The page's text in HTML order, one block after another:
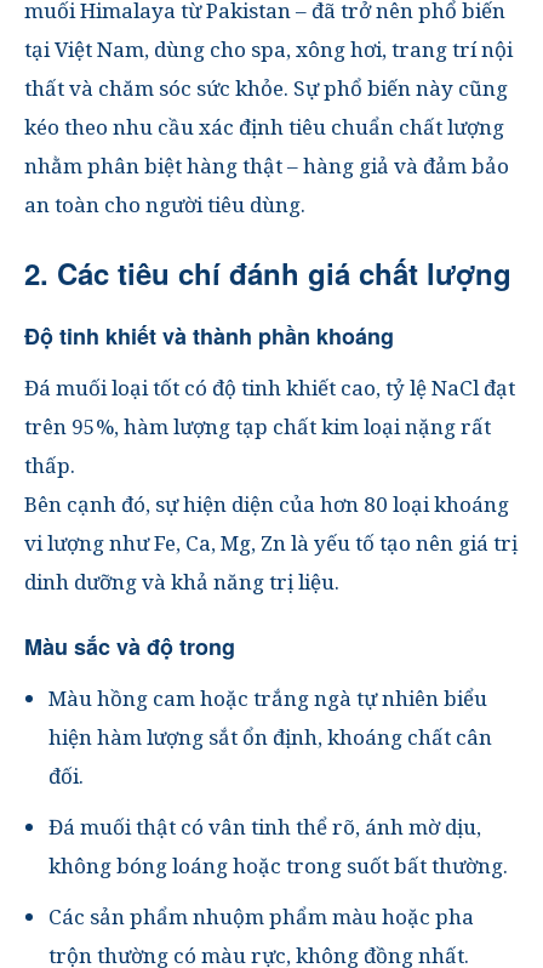
muối Himalaya từ Pakistan – đã trở nên phổ biến
tại Việt Nam, dùng cho spa, xông hơi, trang trí nội
thất và chăm sóc sức khỏe. Sự phổ biến này cũng
kéo theo nhu cầu xác địnhtiêu chuẩn chất lượng
nhằm phân biệt hàng thật – hàng giả và đảm bảo
an toàn cho người tiêu dùng.
2. Các tiêu chí đánh giá chất lượng
Độ tinh khiết và thành phần khoáng
Đá muối loại tốt có độ tinh khiết cao, tỷ lệ NaCl đạt
trên 95%, hàm lượng tạp chất kim loại nặng rất
thấp.
Bên cạnh đó, sự hiện diện của hơn 80 loại khoáng
vi lượng như Fe, Ca, Mg, Znlà yếu tố tạo nên giá trị
dinh dưỡng và khả năng trị liệu.
Màu sắc và độ trong
Màuhồng cam hoặc trắng ngà tự nhiênbiểu
hiện hàm lượng sắt ổn định, khoáng chất cân
đối.
Đá muối thật có vân tinh thể rõ, ánh mờ dịu,
không bóng loáng hoặc trong suốt bất thường.
Các sản phẩmnhuộm phẩm màu hoặc pha
trộnthường có màu rực, không đồng nhất.